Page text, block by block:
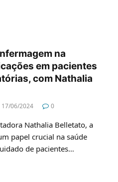
na
em pacientes
com Nathalia
17/06/2024 0
Nathalia Belletato, a
papel crucial na saúde
de pacientes…